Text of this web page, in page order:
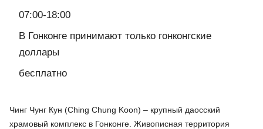
07:00-18:00
В Гонконге принимают только гонконгские
доллары
бесплатно
Чинг Чунг Кун (Ching Chung Koon) – крупный даосский
храмовый комплекс в Гонконге. Живописная территория